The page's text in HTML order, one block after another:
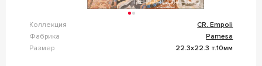
Коллекция
CR. Empoli
Фабрика
Pamesa
Размер
22.3x22.3 т.10мм